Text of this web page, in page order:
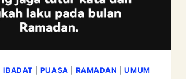
|IBADAT PUASA RAMADAN |UMUM